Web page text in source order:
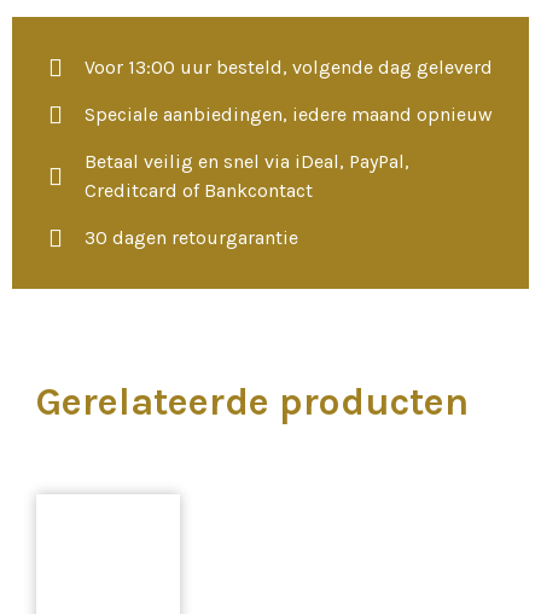
Voor 13:00 uur besteld, volgende dag geleverd
Speciale aanbiedingen, iedere maand opnieuw
Betaal veilig en snel via iDeal, PayPal,
Creditcard of Bankcontact
30 dagen retourgarantie
Gerelateerde producten